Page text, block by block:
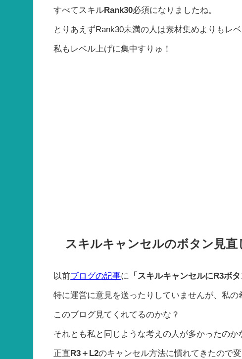
すべてスキルRank30必須になりましたね。
とりあえずRank30未満の人は素材集めよりもレ
私もレベル上げに集中すりゅ！
スキルキャンセルのボタン見直
以前ブログの記事に 「スキルキャンセルにR3ボタ
特に運営に意見を送ったりしていませんが、私の
このブログ見てくれてるのかな？
それとも私と同じような考えの人が多かったのか
正直R3＋L2のキャンセル方法に慣れてきたので